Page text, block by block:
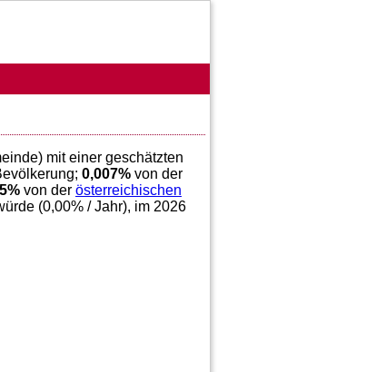
mit einer geschätzten
0,007% von der
% von der österreichischen
(0,00% / Jahr), im 2026